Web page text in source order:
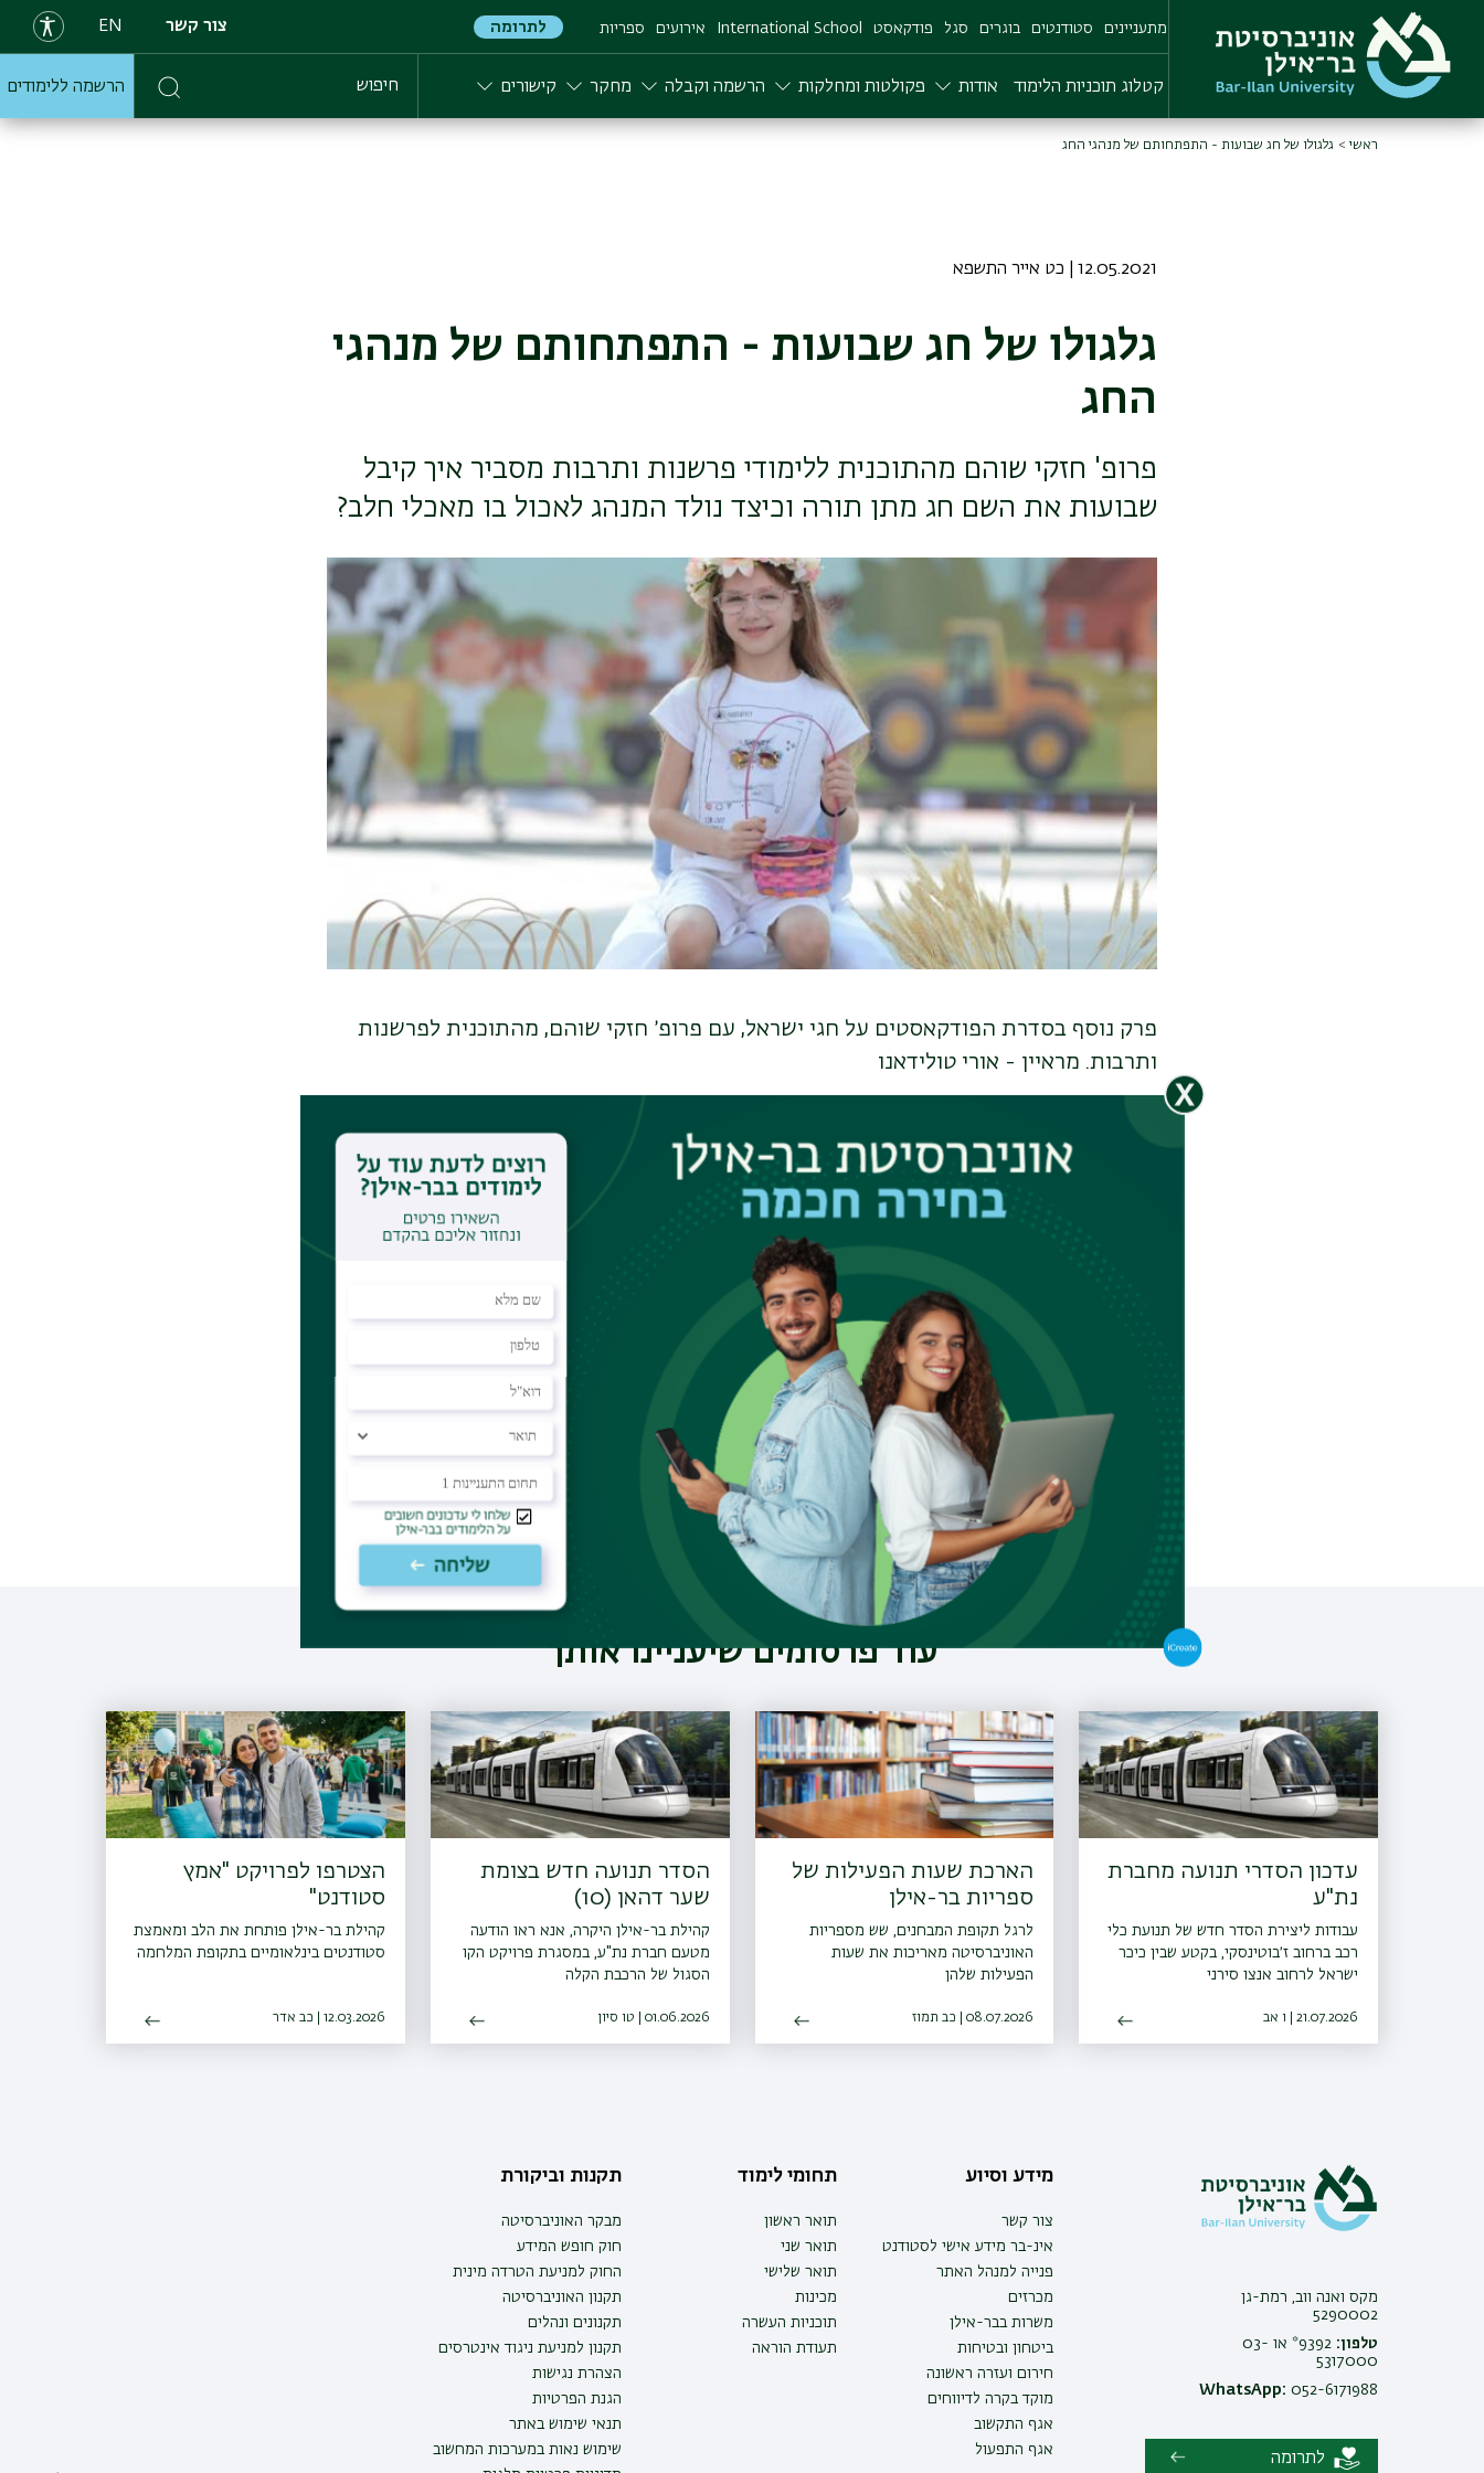
main
content
מתעניינים סטודנטים בוגרים סגל פודקאסט International School אירועים ספריות לתרומה צור קשר EN
קטלוג תוכניות הלימוד אודות פקולטות ומחלקות הרשמה וקבלה מחקר קישורים חיפוש הרשמה ללימודים
ראשי גלגולו של חג שבועות - התפתחותם של מנהגי החג
12.05.2021 | כט אייר התשפא
גלגולו של חג שבועות - התפתחותם של מנהגי
החג
פרופ' חזקי שוהם מהתוכנית ללימודי פרשנות ותרבות מסביר איך קיבל
שבועות את השם חג מתן תורה וכיצד נולד המנהג לאכול בו מאכלי חלב?
פרק נוסף בסדרת הפודקאסטים על חגי ישראל, עם פרופ׳ חזקי שוהם, מהתוכנית לפרשנות
ותרבות. מראיין - אורי טולידאנו
עוד פרסומים שיעניינו אותך
עדכון הסדרי תנועה מחברת
נת"ע
עבודות ליצירת הסדר חדש של תנועת כלי
רכב ברחוב ז׳בוטינסקי, בקטע שבין כיכר
ישראל לרחוב אנצו סירני
21.07.2026 | ו אב
הארכת שעות הפעילות של
ספריות בר-אילן
לרגל תקופת המבחנים, שש מספריות
האוניברסיטה מאריכות את שעות
הפעילות שלהן
08.07.2026 | כב תמוז
הסדר תנועה חדש בצומת
שער דהאן (10)
קהילת בר-אילן היקרה, אנא ראו הודעה
מטעם חברת נת"ע, במסגרת פרויקט הקו
הסגול של הרכבת הקלה
01.06.2026 | טו סיון
הצטרפו לפרויקט "אמץ
סטודנט"
קהילת בר-אילן פותחת את הלב ומאמצת
סטודנטים בינלאומיים בתקופת המלחמה
12.03.2026 | כב אדר
מקס ואנה ווב, רמת-גן
5290002
טלפון:
9392* או 03-
5317000
WhatsApp: 052-6171988
לתרומה
מידע וסיוע
צור קשר
אינ-בר מידע אישי לסטודנט
פנייה למנהל האתר
מכרזים
משרות בבר-אילן
ביטחון ובטיחות
חירום ועזרה ראשונה
מוקד בקרה לדיווחים
אגף התקשוב
אגף התפעול
תחומי לימוד
תואר ראשון
תואר שני
תואר שלישי
מכינות
תוכניות העשרה
תעודת הוראה
תקנות וביקורת
מבקר האוניברסיטה
חוק חופש המידע
החוק למניעת הטרדה מינית
תקנון האוניברסיטה
תקנונים ונהלים
תקנון למניעת ניגוד אינטרסים
הצהרת נגישות
הגנת הפרטיות
תנאי שימוש באתר
שימוש נאות במערכות המחשוב